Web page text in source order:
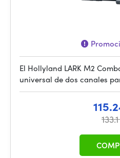
El Hollyland LARK M2
universal de dos canales